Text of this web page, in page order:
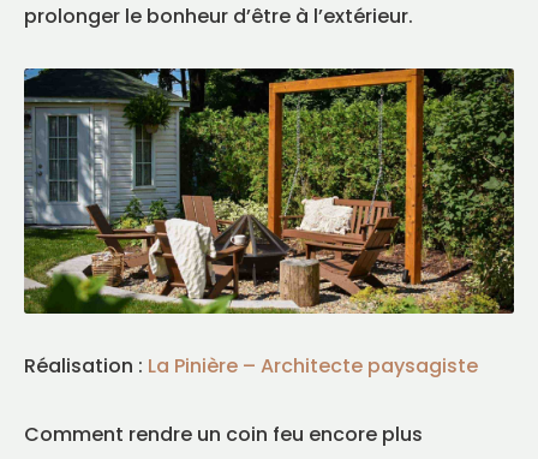
prolonger le bonheur d’être à l’extérieur.
Réalisation : La Pinière – Architecte paysagiste
Comment rendre un coin feu encore plus